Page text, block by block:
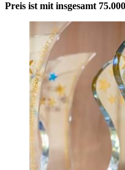
Preis ist mit insgesamt